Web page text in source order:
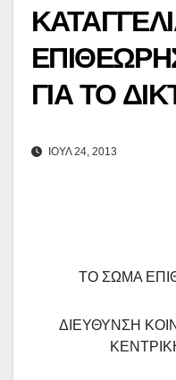
ΓΙΑ ΤΟ
ΙΟΎΛ 24, 2013
ΤΟ ΣΩΜΑ
ΔΙΕΥΘΥΝΣΗ